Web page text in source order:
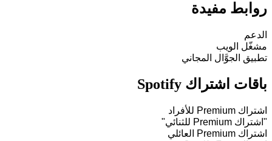
روابط مفيدة
الدعم
مشغّل الويب
تطبيق الجوَّال المجاني
باقات اشتراك Spotify
اشتراك Premium للأفراد
"اشتراك Premium للثنائي"
اشتراك Premium العائلي